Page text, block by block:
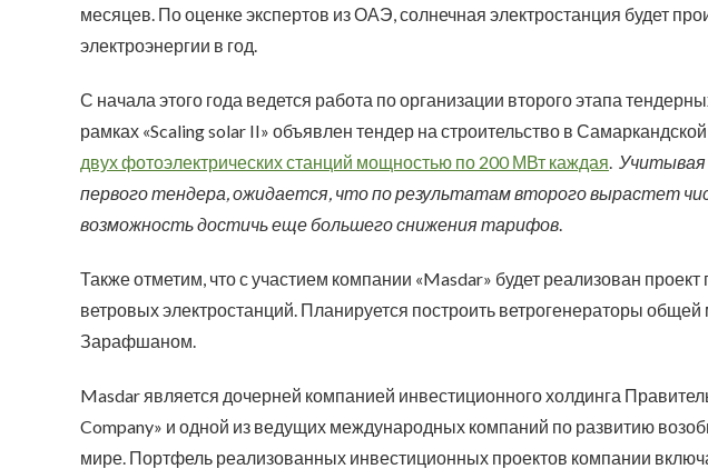
месяцев. По оценке экспертов из ОАЭ, солнечная электростанция будет
электроэнергии в год.
С начала этого года ведется работа по организации второго этапа
рамках «Scaling solar II» объявлен тендер на строительство в
двух фотоэлектрических станций мощностью по 200 МВт каждая. Учитывая
первого тендера, ожидается, что по результатам второго вырастет
возможность достичь еще большего снижения тарифов.
Также отметим, что с участием компании «Masdar» будет реализован проект
ветровых электростанций. Планируется построить ветрогенераторы
Зарафшаном.
Masdar является дочерней компанией инвестиционного холдинга
Company» и одной из ведущих международных компаний по развитию
мире. Портфель реализованных инвестиционных проектов компании